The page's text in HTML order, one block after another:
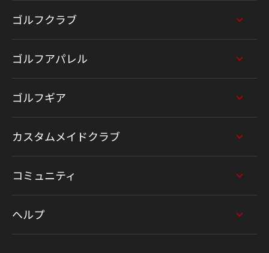
ゴルフクラブ
ゴルフアパレル
ゴルフギア
カスタムメイドクラブ
コミュニティ
ヘルプ